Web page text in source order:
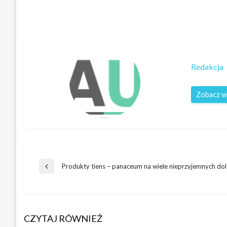
Redakcja
Zobacz
Nawigacja
Poprzedni
Produkty tiens – panaceum na wiele nieprzyjemnych
CZYTAJ RÓWNIEŻ